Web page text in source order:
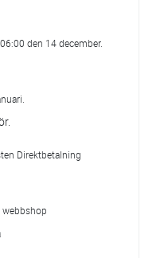
den 14 december.
Direktbetalning
webbshop